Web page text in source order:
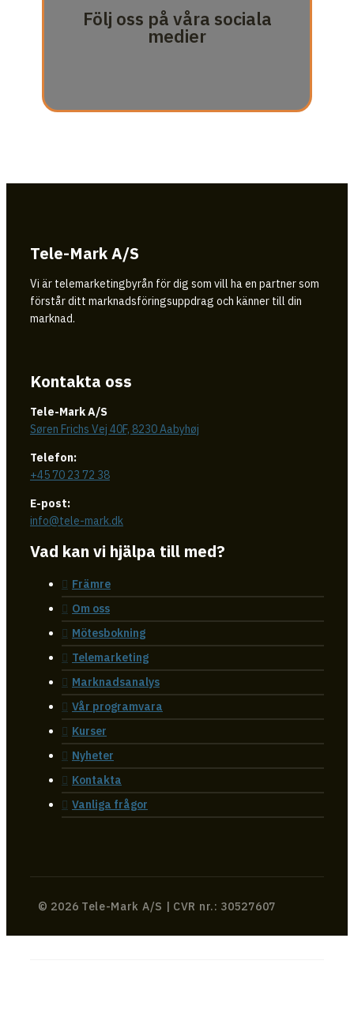
Följ oss på våra sociala
medier
Tele-Mark A/S
Vi är telemarketingbyrån för dig som vill ha en partner som
förstår ditt marknadsföringsuppdrag och känner till din
marknad.
Kontakta oss
Tele-Mark A/S
Søren Frichs Vej 40F, 8230 Aabyhøj
Telefon:
+45 70 23 72 38
E-post:
info@tele-mark.dk
Vad kan vi hjälpa till med?
Främre
Om oss
Mötesbokning
Telemarketing
Marknadsanalys
Vår programvara
Kurser
Nyheter
Kontakta
Vanliga frågor
© 2026 Tele-Mark A/S | CVR nr.: 30527607